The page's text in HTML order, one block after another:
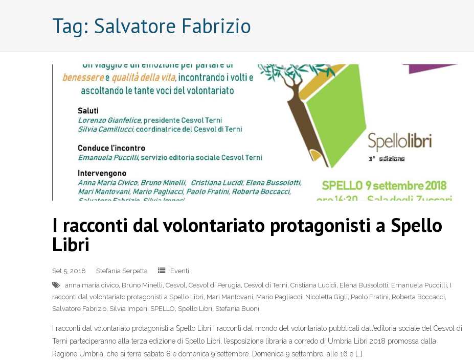
Tag: Salvatore Fabrizio
I racconti dal volontariato protagonisti a Spello
Libri
Set 5, 2018 Stefania Serpetta
Eventi
anna maria civico, Bruno Minelli, Cesvol, Cesvol di Perugia, Cesvol di Terni, Cristiana Lucidi, Elena Bussolotti, Emanuela Puccilli, I
racconti dal volontariato protagonisti a Spello Libri, Mari Mantovani, Mario Pagliacci, Nicoletta Gigli, Paolo Fratini, Roberta Boccacci,
Salvatore Fabrizio, Silvia Imperi, SPELLO, Spello Libri, Stefania Buoni
I racconti dal volontariato protagonisti a Spello Libri I racconti dal mondo del volontariato pubblicati dall’editoria sociale del Cesvol di
Terni parteciperanno alla terza edizione di Spello Libri, l’esposizione libraria a corredo di Umbria Libri 2018 promossa dalla
Regione Umbria, che si terrà sabato 8 e domenica 9 settembre. Domenica 9 settembre, alle 16 e […]